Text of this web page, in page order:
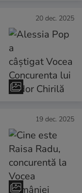
20 dec. 2025
19 dec. 2025